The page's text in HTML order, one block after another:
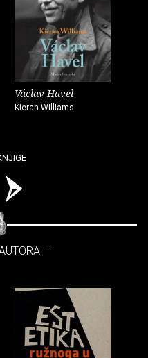
Václav Havel
Kieran Williams
–